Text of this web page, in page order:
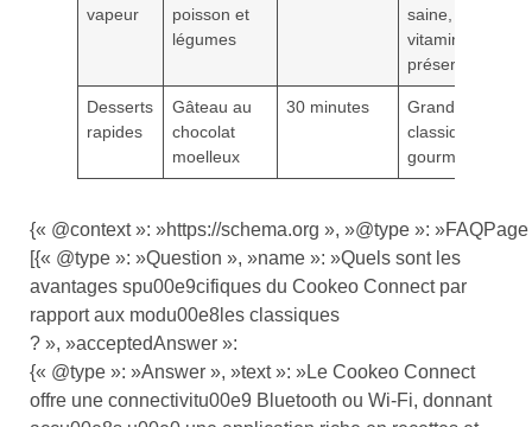
vapeur
poisson et
légumes
saine,
vitamines
préservées
Desserts
rapides
Gâteau au
chocolat
moelleux
30 minutes
Grand
classique
gourmand
{« @context »: »https://schema.org », »@type »:
[{« @type »: »Question », »name »: »Quels sont les
avantages spu00e9cifiques du Cookeo Connect par
rapport aux modu00e8les classiques
? », »acceptedAnswer »:
{« @type »: »Answer », »text »: »Le Cookeo Connect
offre une connectivitu00e9 Bluetooth ou Wi-Fi, donnant